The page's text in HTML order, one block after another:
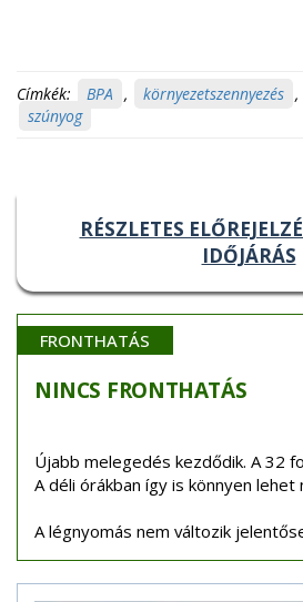
Címkék: BPA , környezetszennyezés ,
szúnyog
RÉSZLETES
IDŐJÁRÁS
FRONTHATÁS
NINCS FRONTHATÁS
Újabb melegedés kezdődik. A 32
A déli órákban így is könnyen lehet
A légnyomás nem változik